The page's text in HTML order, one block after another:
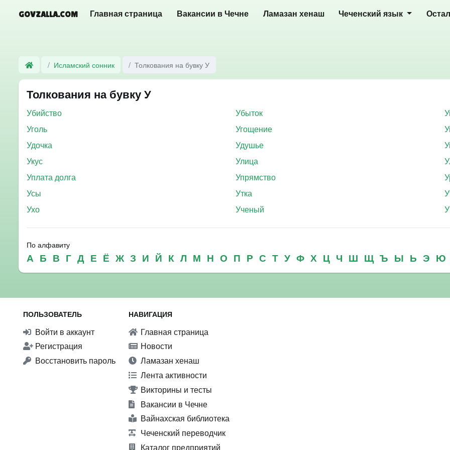
GOVZALLA.COM Главная страница Вакансии в Чечне Ламазан хенаш Чеченский язык
Исламский сонник Толкования на бувку У
Толкования на бувку У
Убийство Убыток
Уголь
Угощение
Удочка
Удушье
Укус
Улица
Уплата долга
Упрямство
Усы
Утка
Ухо
Ученый
По алфавиту
А Б В Г Д Е Ё Ж З И Й К Л М Н О П Р С Т У Ф Х Ц Ч Ш Щ Ъ Ы Ь Э Ю
ПОЛЬЗОВАТЕЛЬ
Войти в аккаунт
Регистрация
Восстановить пароль
НАВИГАЦИЯ
Главная страница
Новости
Ламазан хенаш
Лента активности
Викторины и тесты
Вакансии в Чечне
Вайнахская библиотека
Чеченский переводчик
Каталог предприятий